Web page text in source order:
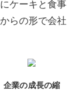
ケーキと食事
らの形で会社
企業の成長の縮